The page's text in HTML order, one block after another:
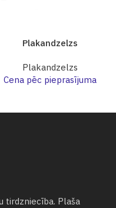
Plakandzelzs
Plakandzelzs
Cena pēc pieprasījuma
tirdzniecība. Plaša